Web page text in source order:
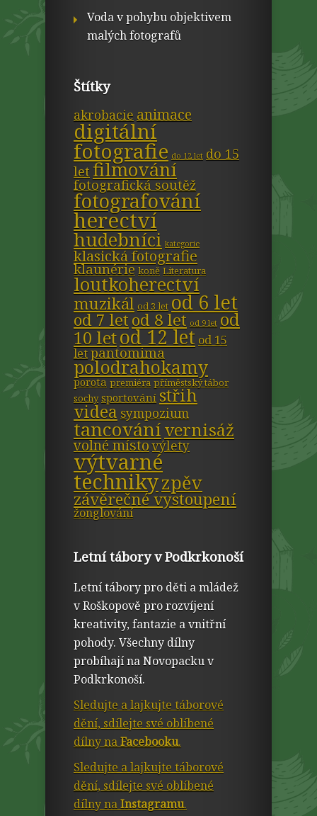
Voda v pohybu objektivem
malých fotografů
Štítky
akrobacie animace
digitální
fotografie do 12 let do 15
let filmování
fotografická soutěž
fotografování
herectví
hudebníci kategorie
klasická fotografie
klaunérie koně Literatura
loutkoherectví
muzikál od 3 let od 6 let
od 7 letod 8 let od 9 let od
10 letod 12 let od 15
letpantomima
polodrahokamy
porota premiéra příměstský tábor
sochy sportování střih
videa sympozium
tancovánívernisáž
volné místovýlety
výtvarné
technikyzpěv
závěrečné vystoupení
žonglování
Letní tábory v Podkrkonoší
Letní tábory pro děti a mládež
v Roškopově pro rozvíjení
kreativity, fantazie a vnitřní
pohody. Všechny dílny
probíhají na Novopacku v
Podkrkonoší.
Sledujte a lajkujte táborové
dění, sdílejte své oblíbené
dílny naFacebooku.
Sledujte a lajkujte táborové
dění, sdílejte své oblíbené
dílny naInstagramu.